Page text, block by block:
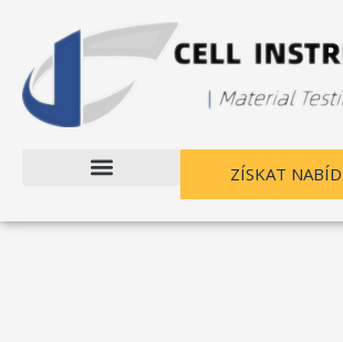
obsah
ZÍSKAT
příspěvku